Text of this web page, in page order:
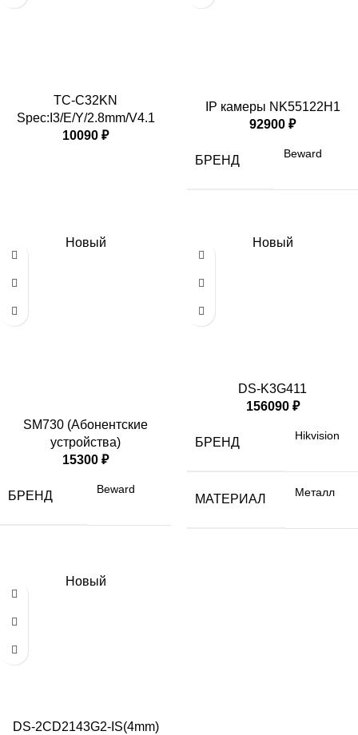
TC-C32KN
Spec:I3/E/Y/2.8mm/V4.1
10090 ₽
IP камеры NK55122H1
92900 ₽
БРЕНД Beward
Новый
SM730 (Абонентские
устройства)
15300 ₽
БРЕНД Beward
Новый
DS-K3G411
156090 ₽
БРЕНД Hikvision
МАТЕРИАЛ Металл
Новый
DS-2CD2143G2-IS(4mm)